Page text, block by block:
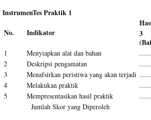
InstrumenTes Praktik 1
No.
Indikator
3
1 Menyiapkan alat dan bahan
2
Deskripsi pengamatan
3
Menafsirkan peristiwa yang akan terjadi
4
Melakukan praktik
5
Mempresentasikan hasil praktik
Jumlah Skor yang Diperoleh